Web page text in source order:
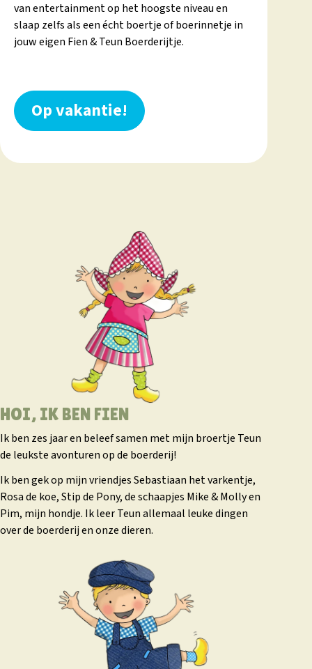
van entertainment op het hoogste niveau en
slaap zelfs als een écht boertje of boerinnetje in
jouw eigen Fien & Teun Boerderijtje.
Op vakantie!
HOI, IK BEN FIEN
Ik ben zes jaar en beleef samen met mijn broertje Teun
de leukste avonturen op de boerderij!
Ik ben gek op mijn vriendjes Sebastiaan het varkentje,
Rosa de koe, Stip de Pony, de schaapjes Mike & Molly en
Pim, mijn hondje. Ik leer Teun allemaal leuke dingen
over de boerderij en onze dieren.